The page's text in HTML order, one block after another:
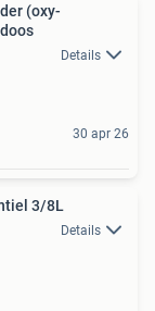
(oxy-
Details
30 apr 26
3/8L
Details